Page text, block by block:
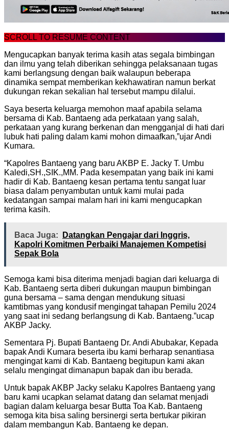
SCROLL TO RESUME CONTENT
Mengucapkan banyak terima kasih atas segala bimbingan
dan ilmu yang telah diberikan sehingga pelaksanaan tugas
kami berlangsung dengan baik walaupun beberapa
dinamika sempat memberikan kekhawatiran namun berkat
dukungan rekan sekalian hal tersebut mampu dilalui.
Saya beserta keluarga memohon maaf apabila selama
bersama di Kab. Bantaeng ada perkataan yang salah,
perkataan yang kurang berkenan dan mengganjal di hati dari
lubuk hati paling dalam kami mohon dimaafkan,”ujar Andi
Kumara.
“Kapolres Bantaeng yang baru AKBP E. Jacky T. Umbu
Kaledi,SH.,SIK.,MM. Pada kesempatan yang baik ini kami
hadir di Kab. Bantaeng kesan pertama tentu sangat luar
biasa dalam penyambutan untuk kami mulai pada
kedatangan sampai malam hari ini kami mengucapkan
terima kasih.
Baca Juga:
Datangkan Pengajar dari Inggris,
Kapolri Komitmen Perbaiki Manajemen Kompetisi
Sepak Bola
Semoga kami bisa diterima menjadi bagian dari keluarga di
Kab. Bantaeng serta diberi dukungan maupun bimbingan
guna bersama – sama dengan mendukung situasi
kamtibmas yang kondusif mengingat tahapan Pemilu 2024
yang saat ini sedang berlangsung di Kab. Bantaeng.”ucap
AKBP Jacky.
Sementara Pj. Bupati Bantaeng Dr. Andi Abubakar, Kepada
bapak Andi Kumara beserta ibu kami berharap senantiasa
mengingat kami di Kab. Bantaeng begitupun kami akan
selalu mengingat dimanapun bapak dan ibu berada.
Untuk bapak AKBP Jacky selaku Kapolres Bantaeng yang
baru kami ucapkan selamat datang dan selamat menjadi
bagian dalam keluarga besar Butta Toa Kab. Bantaeng
semoga kita bisa saling bersinergi serta bertukar pikiran
dalam membangun Kab. Bantaeng ke depan.